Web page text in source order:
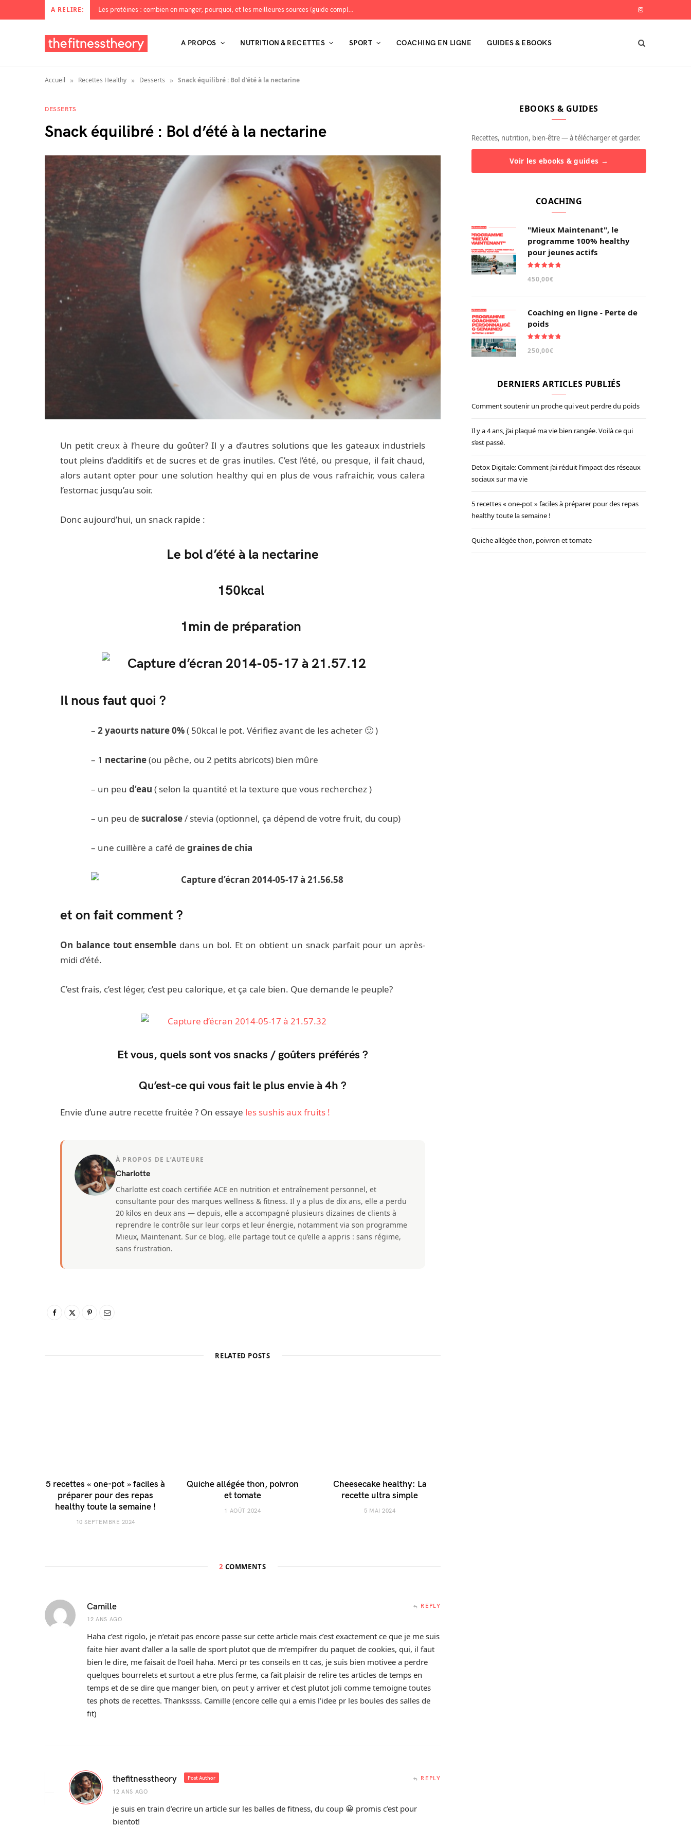
A RELIRE: Les protéines : combien en manger, pourquoi, et les meilleures sources (guide complet) I
s
A PROPOS NUTRITION & RECETTES SPORT COACHING EN LIGNE GUIDES & EBOOKS
Accueil » Recettes Healthy » Desserts » Snack équilibré : Bol d’été à la nectarine
DESSERTS
Snack équilibré : Bol d’été à la nectarine
Un petit creux à l’heure du goûter? Il y a d’autres solutions que les gateaux industriels
tout pleins d’additifs et de sucres et de gras inutiles. C’est l’été, ou presque, il fait chaud,
alors autant opter pour une solution healthy qui en plus de vous rafraichir, vous calera
l’estomac jusqu’au soir.
Donc aujourd’hui, un snack rapide :
Le bol d’été à la nectarine
150kcal
1min de préparation
Il nous faut quoi ?
– 2 yaourts nature 0%( 50kcal le pot. Vérifiez avant de les acheter 🙂 )
– 1 nectarine(ou pêche, ou 2 petits abricots) bien mûre
– un peu d’eau ( selon la quantité et la texture que vous recherchez )
– un peu de sucralose/ stevia (optionnel, ça dépend de votre fruit, du coup)
– une cuillère a café de graines de chia
et on fait comment ?
On balance tout ensemble dans un bol. Et on obtient un snack parfait pour un après-
midi d’été.
C’est frais, c’est léger, c’est peu calorique, et ça cale bien. Que demande le peuple?
Et vous, quels sont vos snacks / goûters préférés ?
Qu’est-ce qui vous fait le plus envie à 4h ?
Envie d’une autre recette fruitée ? On essaye les sushis aux fruits !
À PROPOS DE L’AUTEURE
Charlotte
Charlotte est coach certifiée ACE en nutrition et entraînement personnel, et
consultante pour des marques wellness & fitness. Il y a plus de dix ans, elle a perdu
20 kilos en deux ans — depuis, elle a accompagné plusieurs dizaines de clients à
reprendre le contrôle sur leur corps et leur énergie, notamment via son programme
Mieux, Maintenant. Sur ce blog, elle partage tout ce qu’elle a appris : sans régime,
sans frustration.
RELATED POSTS
5 recettes « one-pot » faciles à
préparer pour des repas
healthy toute la semaine !
10 SEPTEMBRE 2024
Quiche allégée thon, poivron
et tomate
1 AOÛT 2024
Cheesecake healthy: La
recette ultra simple
5 MAI 2024
2 COMMENTS
Camille
12 ANS AGO
REPLY
Haha c’est rigolo, je n’etait pas encore passe sur cette article mais c’est exactement ce que je me suis
faite hier avant d’aller a la salle de sport plutot que de m’empifrer du paquet de cookies, qui, il faut
bien le dire, me faisait de l’oeil haha. Merci pr tes conseils en tt cas, je suis bien motivee a perdre
quelques bourrelets et surtout a etre plus ferme, ca fait plaisir de relire tes articles de temps en
temps et de se dire que manger bien, on peut y arriver et c’est plutot joli comme temoigne toutes
tes phots de recettes. Thankssss. Camille (encore celle qui a emis l’idee pr les boules des salles de
fit)
thefitnesstheory Post Author
12 ANS AGO
REPLY
je suis en train d’ecrire un article sur les balles de fitness, du coup 😀 promis c’est pour
bientot!
EBOOKS & GUIDES
Recettes, nutrition, bien-être — à télécharger et garder.
Voir les ebooks & guides →
COACHING
"Mieux Maintenant", le
programme 100% healthy
pour jeunes actifs
sur 5
450,00€
Coaching en ligne - Perte de
poids
sur 5
250,00€
DERNIERS ARTICLES PUBLIÉS
Comment soutenir un proche qui veut perdre du poids
Il y a 4 ans, j’ai plaqué ma vie bien rangée. Voilà ce qui
s’est passé.
Detox Digitale: Comment j’ai réduit l’impact des réseaux
sociaux sur ma vie
5 recettes « one-pot » faciles à préparer pour des repas
healthy toute la semaine !
Quiche allégée thon, poivron et tomate